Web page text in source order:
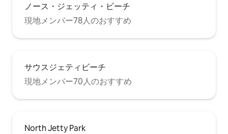
ノース・ジェッティ・ビーチ
現地メンバー78人のおすすめ
サウスジェティビーチ
現地メンバー70人のおすすめ
North Jetty Park